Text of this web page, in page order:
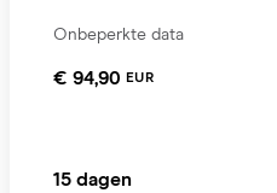
Onbeperkte data
€ 94,90 EUR
15 dagen